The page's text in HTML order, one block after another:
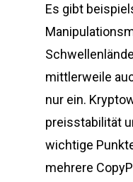
Es gibt
mittlerweile
nur ein.
preisstabilität
wichtige
mehrere